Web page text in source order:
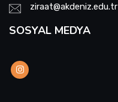
ziraat@akdeniz.edu.tr
SOSYAL MEDYA